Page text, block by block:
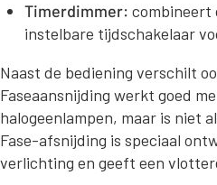
Timerdimmer: combineert
instelbare tijdschakelaar
Naast de bediening verschilt
Faseaansnijding werkt goed
halogeenlampen, maar is niet
Fase-afsnijding is speciaal
verlichting en geeft een